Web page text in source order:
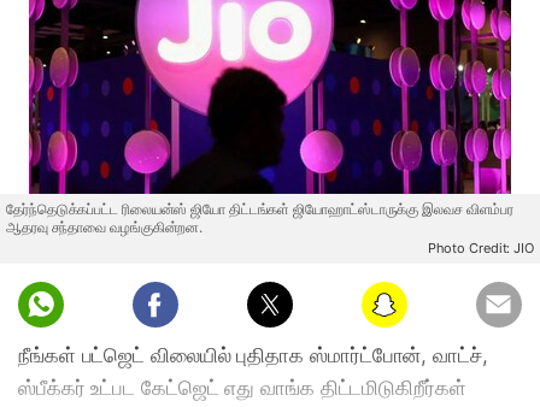
தேர்ந்தெடுக்கப்பட்ட ரிலையன்ஸ் ஜியோ திட்டங்கள் ஜியோஹாட்ஸ்டாருக்கு இலவச விளம்பர
ஆதரவு சந்தாவை வழங்குகின்றன.
Photo Credit: JIO
நீங்கள் பட்ஜெட் விலையில் புதிதாக ஸ்மார்ட்போன், வாட்ச்,
ஸ்பீக்கர் உட்பட கேட்ஜெட் எது வாங்க திட்டமிடுகிறீர்கள்